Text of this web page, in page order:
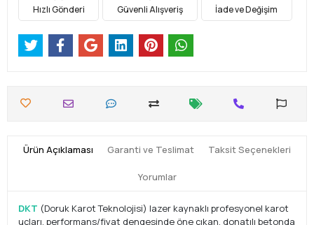
Hızlı Gönderi Güvenli Alışveriş İade ve Değişim
Ürün Açıklaması Garanti ve Teslimat Taksit Seçenekleri
Yorumlar
DKT (Doruk Karot Teknolojisi) lazer kaynaklı profesyonel karot
uçları, performans/fiyat dengesinde öne çıkan, donatılı betonda